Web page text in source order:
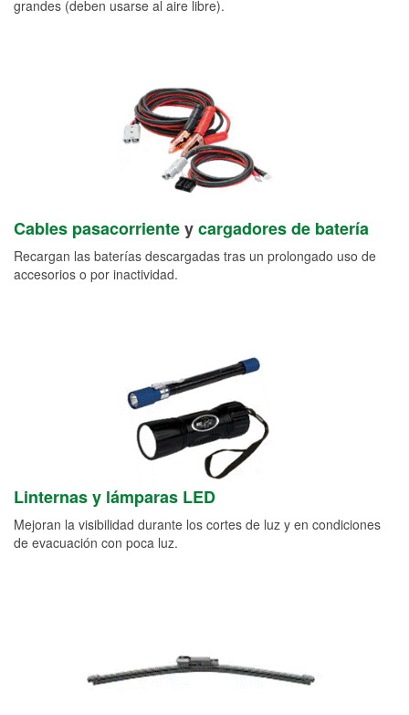
grandes (deben usarse al aire libre).
Cables pasacorrienteycargadores de batería
Recargan las baterías descargadas tras un prolongado uso de
accesorios o por inactividad.
Linternas y lámparas LED
Mejoran la visibilidad durante los cortes de luz y en condiciones
de evacuación con poca luz.